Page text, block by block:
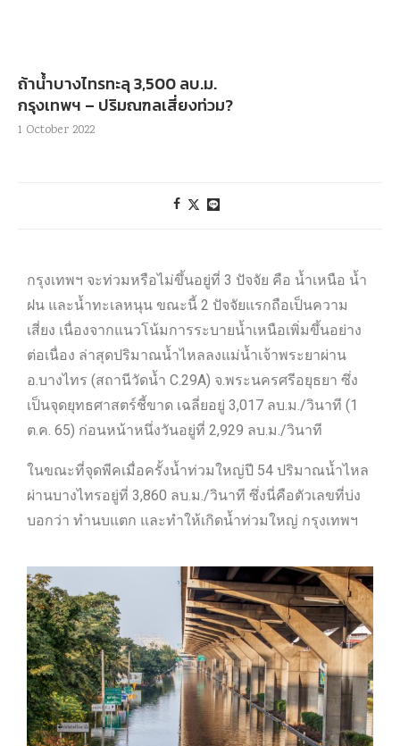
ถ้าน้ำบางไทรทะลุ 3,500 ลบ.ม.
กรุงเทพฯ – ปริมณฑลเสี่ยงท่วม?
1 October 2022
กรุงเทพฯ จะท่วมหรือไม่ขึ้นอยู่ที่ 3 ปัจจัย คือ น้ำเหนือ น้ำ
ฝน และน้ำทะเลหนุน ขณะนี้ 2 ปัจจัยแรกถือเป็นความ
เสี่ยง เนื่องจากแนวโน้มการระบายน้ำเหนือเพิ่มขึ้นอย่าง
ต่อเนื่อง ล่าสุดปริมาณน้ำไหลลงแม่น้ำเจ้าพระยาผ่าน
อ.บางไทร (สถานีวัดน้ำ C.29A) จ.พระนครศรีอยุธยา ซึ่ง
เป็นจุดยุทธศาสตร์ชี้ขาด เฉลี่ยอยู่ 3,017 ลบ.ม./วินาที (1
ต.ค. 65) ก่อนหน้าหนึ่งวันอยู่ที่ 2,929 ลบ.ม./วินาที
ในขณะที่จุดพีคเมื่อครั้งน้ำท่วมใหญ่ปี 54 ปริมาณน้ำไหล
ผ่านบางไทรอยู่ที่ 3,860 ลบ.ม./วินาที ซึ่งนี่คือตัวเลขที่บ่ง
บอกว่า ทำนบแตก และทำให้เกิดน้ำท่วมใหญ่ กรุงเทพฯ